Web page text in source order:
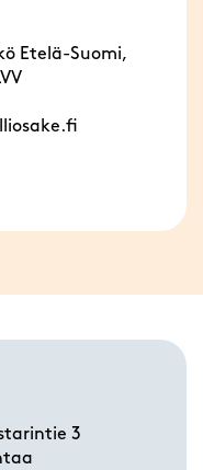
Etelä-Suomi,
3